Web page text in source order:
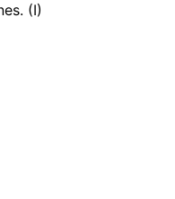
(I)